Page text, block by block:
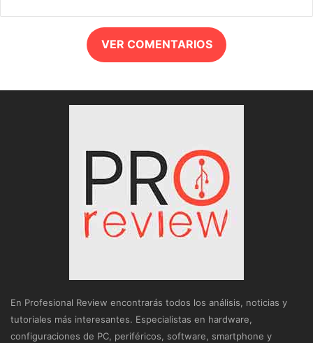
VER COMENTARIOS
En Profesional Review encontrarás todos los análisis, noticias y
tutoriales más interesantes. Especialistas en hardware,
configuraciones de PC, periféricos, software, smartphone y